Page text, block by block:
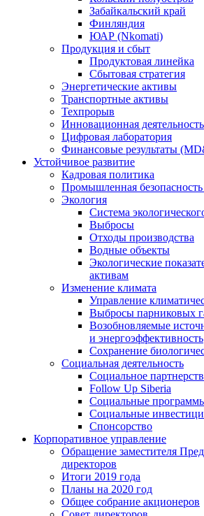
Забайкальский край
Финляндия
ЮАР (Nkomati)
Продукция и сбыт
Продуктовая линейка
Сбытовая стратегия
Энергетические активы
Транспортные активы
Техпрорыв
Инновационная деятельность
Цифровая лаборатория
Финансовые результаты
Устойчивое развитие
Кадровая политика
Промышленная безопасность
Экология
Система
Выбросы
Отходы производства
Водные объекты
Экологические
активам
Изменение климата
Управление
Выбросы парниковых
Возобновляемые
и энергоэффективность
Сохранение
Социальная деятельность
Социальное
Follow Up Siberia
Социальные
Социальные
Спонсорство
Корпоративное управление
Обращение заместителя
директоров
Итоги 2019 года
Планы на 2020 год
Общее собрание акционеров